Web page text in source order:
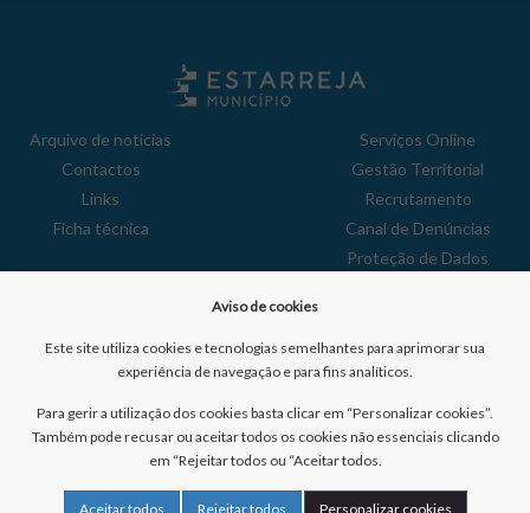
Arquivo de notícias
Contactos
Links
Ficha técnica
Serviços Online
Gestão Territorial
Recrutamento
Canal de Denúncias
Proteção de Dados
Reclamações
41042442
Aviso de cookies
Este site utiliza cookies e tecnologias semelhantes para aprimorar sua
experiência de navegação e para fins analíticos.
Para gerir a utilização dos cookies basta clicar em “Personalizar cookies”.
Também pode recusar ou aceitar todos os cookies não essenciais clicando
em “Rejeitar todos ou “Aceitar todos.
Aceitar todos Rejeitar todos Personalizar cookies